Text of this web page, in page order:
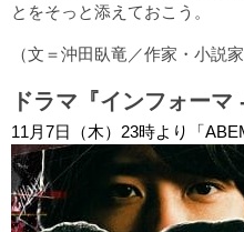
とをそっと添えておこう。
（文＝沖田臥竜／作家・小説
ドラマ『インフォーマ
11月7日（木）23時より「